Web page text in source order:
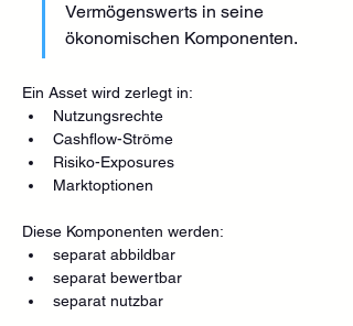
Vermögenswerts in seine
ökonomischen Komponenten.
Ein Asset wird zerlegt in:
Nutzungsrechte
Cashflow-Ströme
Risiko-Exposures
Marktoptionen
Diese Komponenten werden:
separat abbildbar
separat bewertbar
separat nutzbar